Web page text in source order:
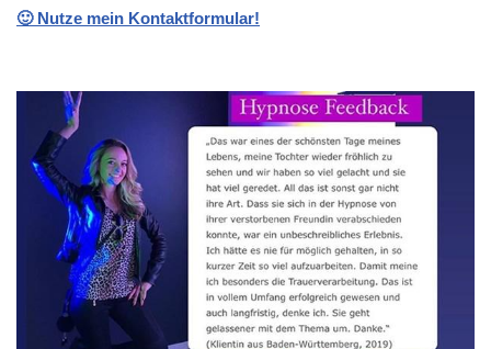
🙂 Nutze mein Kontaktformular!